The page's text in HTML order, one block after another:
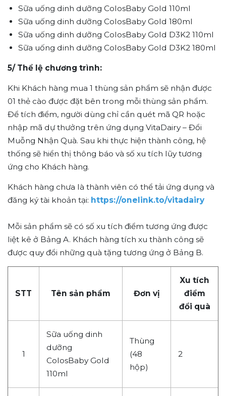
Sữa uống dinh dưỡng ColosBaby Gold 110ml
Sữa uống dinh dưỡng ColosBaby Gold 180ml
Sữa uống dinh dưỡng ColosBaby Gold D3K2 110ml
Sữa uống dinh dưỡng ColosBaby Gold D3K2 180ml
5/ Thể lệ chương trình:
Khi Khách hàng mua 1 thùng sản phẩm sẽ nhận được
01 thẻ cào được đặt bên trong mỗi thùng sản phẩm.
Để tích điểm, người dùng chỉ cần quét mã QR hoặc
nhập mã dự thưởng trên ứng dụng VitaDairy – Đổi
Muỗng Nhận Quà. Sau khi thực hiện thành công, hệ
thống sẽ hiển thị thông báo và số xu tích lũy tương
ứng cho Khách hàng.
Khách hàng chưa là thành viên có thể tải ứng dụng và
đăng ký tài khoản tại: https://onelink.to/vitadairy
Mỗi sản phẩm sẽ có số xu tích điểm tương ứng được
liệt kê ở Bảng A. Khách hàng tích xu thành công sẽ
được quy đổi những quà tặng tương ứng ở Bảng B.
STT Tên sản phẩm Đơn vị
Xu tích
điểm
đổi quà
1
Sữa uống dinh
dưỡng
ColosBaby Gold
110ml
Thùng
(48
hộp)
2